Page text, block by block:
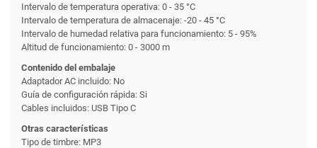
Intervalo de temperatura operativa: 0 - 35 °C
Intervalo de temperatura de almacenaje: -20 - 45 °C
Intervalo de humedad relativa para funcionamiento: 5 - 95%
Altitud de funcionamiento: 0 - 3000 m
Contenido del embalaje
Adaptador AC incluido: No
Guía de configuración rápida: Si
Cables incluidos: USB Tipo C
Otras características
Tipo de timbre: MP3